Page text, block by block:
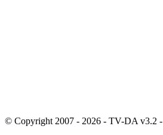
© Copyright 2007 - 2026 - TV-DA v3.2 -